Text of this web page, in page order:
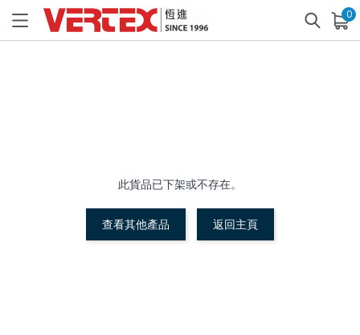
0
已加入購物車 查看
此貨品已下架或不存在。
查看其他產品 返回主頁